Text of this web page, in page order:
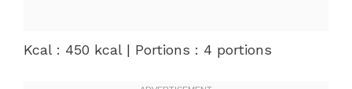
Kcal : 450 kcal | Portions : 4 portions